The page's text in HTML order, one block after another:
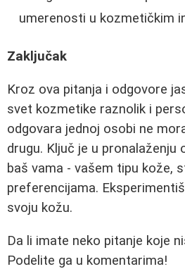
umerenosti u kozmetičkim
Zaključak
Kroz ova pitanja i odgovore
svet kozmetike raznolik i
odgovara jednoj osobi ne
drugu. Ključ je u pronalaženju
baš vama - vašem tipu kože,
preferencijama.
svoju kožu.
Da li imate neko pitanje koje
Podelite ga u komentarima!